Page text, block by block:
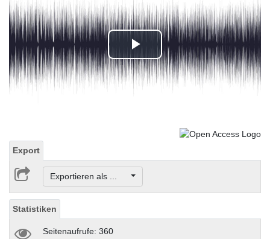
Play
Video
Export
Exportieren als ...
Statistiken
Seitenaufrufe: 360